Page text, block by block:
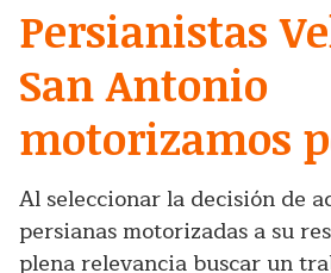
Persianistas
San Antonio
motorizamos
Al seleccionar la decisión de
persianas motorizadas a su
plena relevancia buscar un